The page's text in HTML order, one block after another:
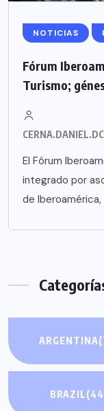
NOTICIAS
Fórum
Turismo;
El Fórum
integrado por
de
ARGENTINA
BRAZIL